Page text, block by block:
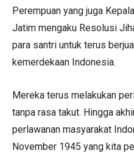
Perempuan yang juga
Jatim mengaku Resolusi
para santri untuk terus
kemerdekaan Indonesia.
Mereka terus melakukan
tanpa rasa takut. Hingga
perlawanan masyarakat
November 1945 yang kita